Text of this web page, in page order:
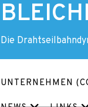
Die
UNTERNEHMEN